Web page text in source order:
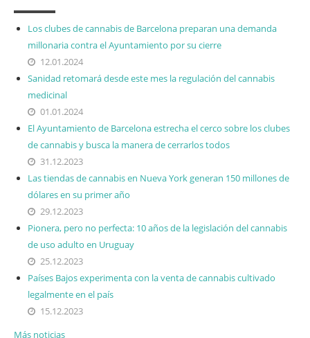
Los clubes de cannabis de Barcelona preparan una demanda
millonaria contra el Ayuntamiento por su cierre
12.01.2024
Sanidad retomará desde este mes la regulación del cannabis
medicinal
01.01.2024
El Ayuntamiento de Barcelona estrecha el cerco sobre los clubes
de cannabis y busca la manera de cerrarlos todos
31.12.2023
Las tiendas de cannabis en Nueva York generan 150 millones de
dólares en su primer año
29.12.2023
Pionera, pero no perfecta: 10 años de la legislación del cannabis
de uso adulto en Uruguay
25.12.2023
Países Bajos experimenta con la venta de cannabis cultivado
legalmente en el país
15.12.2023
Más noticias